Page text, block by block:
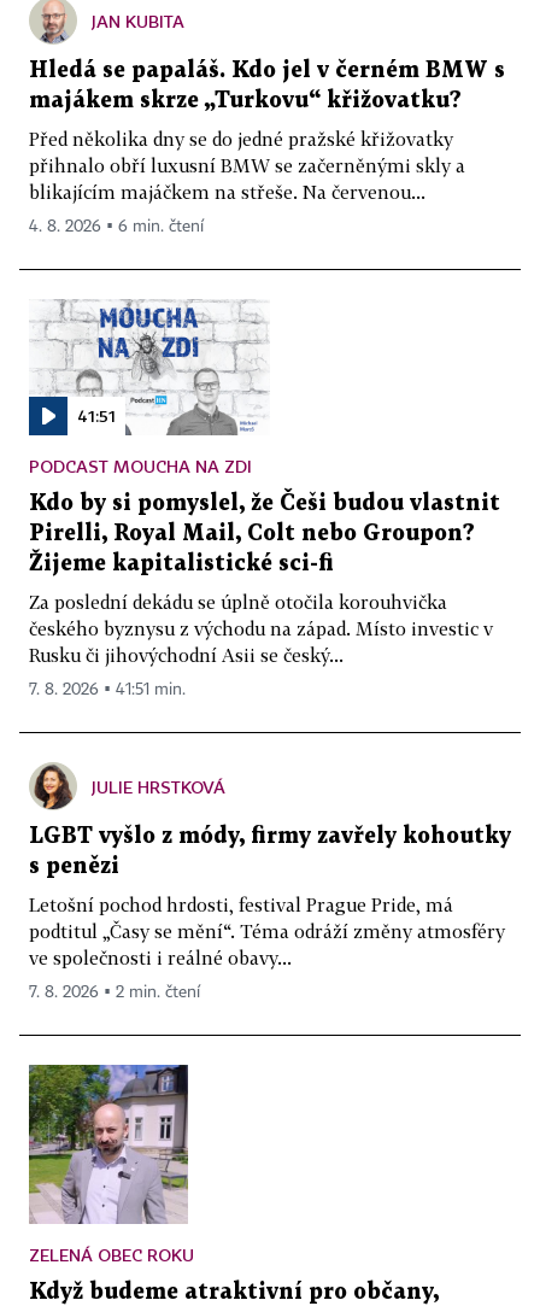
JAN KUBITA
Hledá se papaláš. Kdo jel v černém BMW s
majákem skrze „Turkovu“ křižovatku?
Před několika dny se do jedné pražské křižovatky
přihnalo obří luxusní BMW se začerněnými skly a
blikajícím majáčkem na střeše. Na červenou...
4. 8. 2026 ▪ 6 min. čtení
41:51
PODCAST MOUCHA NA ZDI
Kdo by si pomyslel, že Češi budou vlastnit
Pirelli, Royal Mail, Colt nebo Groupon?
Žijeme kapitalistické sci-fi
Za poslední dekádu se úplně otočila korouhvička
českého byznysu z východu na západ. Místo investic v
Rusku či jihovýchodní Asii se český...
7. 8. 2026 ▪ 41:51 min.
JULIE HRSTKOVÁ
LGBT vyšlo z módy, firmy zavřely kohoutky
s penězi
Letošní pochod hrdosti, festival Prague Pride, má
podtitul „Časy se mění“. Téma odráží změny atmosféry
ve společnosti i reálné obavy...
7. 8. 2026 ▪ 2 min. čtení
ZELENÁ OBEC ROKU
Když budeme atraktivní pro občany,